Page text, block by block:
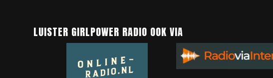
LUISTER GIRLPOWER RADIO OOK VIA